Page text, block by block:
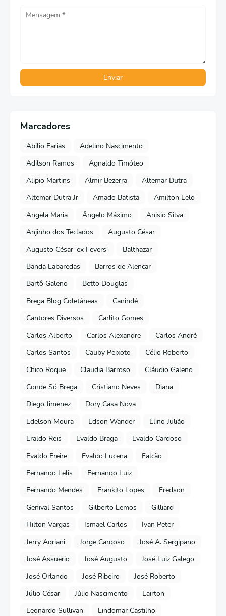
Marcadores
Abilio Farias
Adelino Nascimento
Adilson Ramos
Agnaldo Timóteo
Alipio Martins
Almir Bezerra
Altemar Dutra
Altemar Dutra Jr
Amado Batista
Amilton Lelo
Angela Maria
Ângelo Máximo
Anisio Silva
Anjinho dos Teclados
Augusto César
Augusto César 'ex Fevers'
Balthazar
Banda Labaredas
Barros de Alencar
Bartô Galeno
Betto Douglas
Brega Blog Coletâneas
Canindé
Cantores Diversos
Carlito Gomes
Carlos Alberto
Carlos Alexandre
Carlos André
Carlos Santos
Cauby Peixoto
Célio Roberto
Chico Roque
Claudia Barroso
Cláudio Galeno
Conde Só Brega
Cristiano Neves
Diana
Diego Jimenez
Dory Casa Nova
Edelson Moura
Edson Wander
Elino Julião
Eraldo Reis
Evaldo Braga
Evaldo Cardoso
Evaldo Freire
Evaldo Lucena
Falcão
Fernando Lelis
Fernando Luiz
Fernando Mendes
Frankito Lopes
Fredson
Genival Santos
Gilberto Lemos
Gilliard
Hilton Vargas
Ismael Carlos
Ivan Peter
Jerry Adriani
Jorge Cardoso
José A. Sergipano
José Assuerio
José Augusto
José Luiz Galego
José Orlando
José Ribeiro
José Roberto
Júlio César
Júlio Nascimento
Lairton
Leonardo Sullivan
Lindomar Castilho